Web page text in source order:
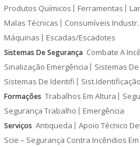
Produtos Químicos
Ferramentas
Malas Técnicas
Consumíveis Industr.
Máquinas
Escadas/Escadotes
Sistemas De Segurança Combate A
Sinalização Emergência
Sistemas
Sistemas De Identifi
Sist.Identificação
Formações Trabalhos Em Altura
Segurança Trabalho
Emergência
Serviços Antiqueda
Apoio Técnico
Scie – Segurança Contra Incêndios